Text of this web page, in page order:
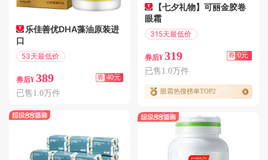
乐佳善优DHA藻油原装进
口
53天最低价
券后¥ 389 券 40元
已售1.0万件
【七夕礼物】可丽金胶卷
眼霜
315天最低价
券后¥ 319 券 0元
已售1.0万件
眼霜热搜榜单TOP2